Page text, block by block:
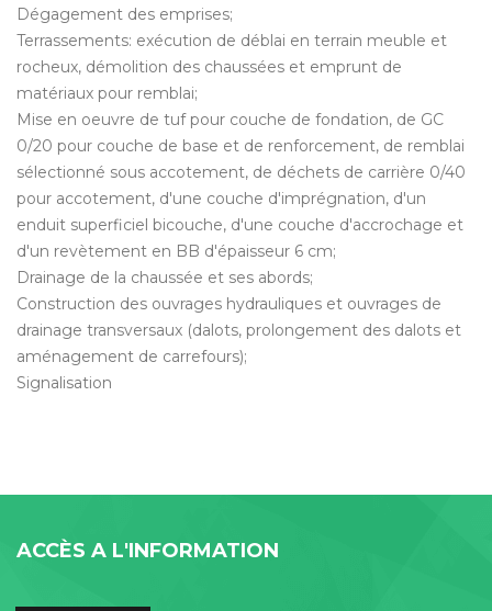
Dégagement des emprises;
Terrassements: exécution de déblai en terrain meuble et
rocheux, démolition des chaussées et emprunt de
matériaux pour remblai;
Mise en oeuvre de tuf pour couche de fondation, de GC
0/20 pour couche de base et de renforcement, de remblai
sélectionné sous accotement, de déchets de carrière 0/40
pour accotement, d'une couche d'imprégnation, d'un
enduit superficiel bicouche, d'une couche d'accrochage et
d'un revètement en BB d'épaisseur 6 cm;
Drainage de la chaussée et ses abords;
Construction des ouvrages hydrauliques et ouvrages de
drainage transversaux (dalots, prolongement des dalots et
aménagement de carrefours);
Signalisation
ACCÈS A L'INFORMATION